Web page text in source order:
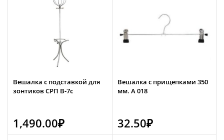
Вешалка с подставкой для
зонтиков СРП В-7с
1,490.00₽
Вешалка с прищепками 350
мм. А 018
32.50₽